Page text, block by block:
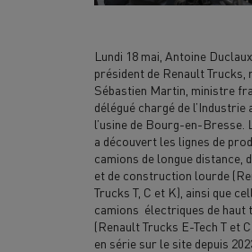
Lundi 18 mai, Antoine Duclaux,
président de Renault Trucks,
Sébastien Martin, ministre
délégué chargé de l’Industrie
l’usine de Bourg-en-Bresse.
a découvert les lignes de
camions de longue distance,
et de construction lourde
Trucks T, C et K), ainsi que
camions électriques de haut
(Renault Trucks E-Tech T et
en série sur le site depuis